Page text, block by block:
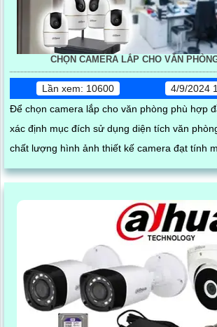
CHỌN CAMERA LẮP CHO VĂN
Lần xem: 10600
4/9/2024
Để chọn camera lắp cho văn phòng phù hợp
xác định mục đích sử dụng diện tích văn phòng và yêu cầu về
chất lượng hình ảnh thiết kế camera đạt tính